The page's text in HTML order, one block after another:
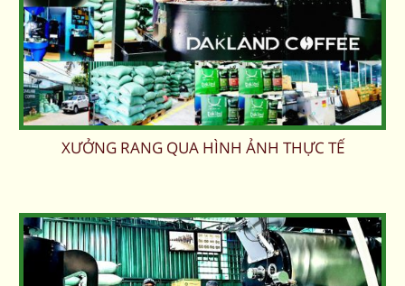
XƯỞNG RANG QUA HÌNH ẢNH THỰC TẾ